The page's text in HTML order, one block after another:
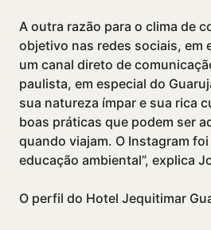
A outra razão para o clima de
objetivo nas redes sociais, em
um canal direto de
paulista, em especial do
sua natureza í­mpar e sua rica
boas práticas que podem ser
quando viajam. O Instagram
educação ambiental”, explica
O perfil do Hotel Jequitimar